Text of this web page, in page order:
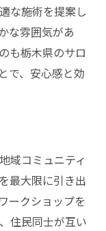
な施術を提案し
な雰囲気があ
も栃木県のサロ
で、安心感と効
域コミュニティ
最大限に引き出
ークショップを
住民同士が互い